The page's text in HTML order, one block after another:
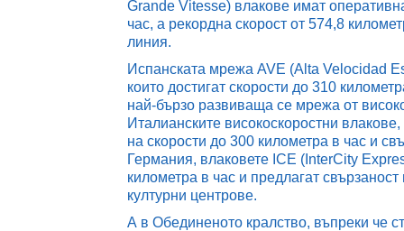
Grande Vitesse) влакове имат
час, а рекордна скорост от 574,8
линия.
Испанската мрежа AVE (Alta Velocidad
които достигат скорости до 310
най-бързо развиваща се мрежа от
Италианските високоскоростни
на скорости до 300 километра в час и
Германия, влаковете ICE (InterCity
километра в час и предлагат
културни центрове.
А в Обединеното кралство, въпреки че